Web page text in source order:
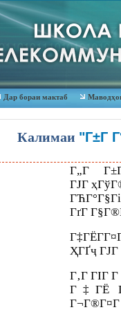
Дар бораи мактаб
Калимаи "Г±Г
Г„Г
ГЈГ
ГґГ
ҲГҐҷ
Г‚Г ГІГ Г­
Г‡ГЁ
Г¬Г®Г¤Г